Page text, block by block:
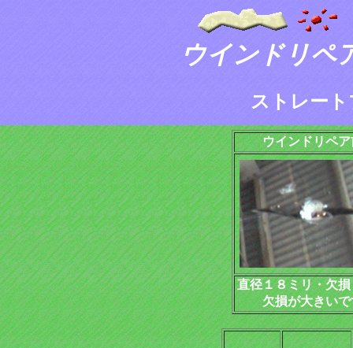
ウインドリペ
ストレー
ウインドリペア
直径１８ミリ・欠
欠損が大きいで